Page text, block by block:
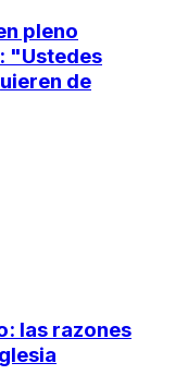
pleno
"Ustedes
de
las razones